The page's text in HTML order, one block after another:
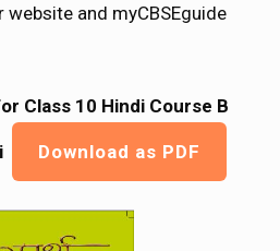
and myCBSEguide
Class 10 Hindi Course B
Download as PDF